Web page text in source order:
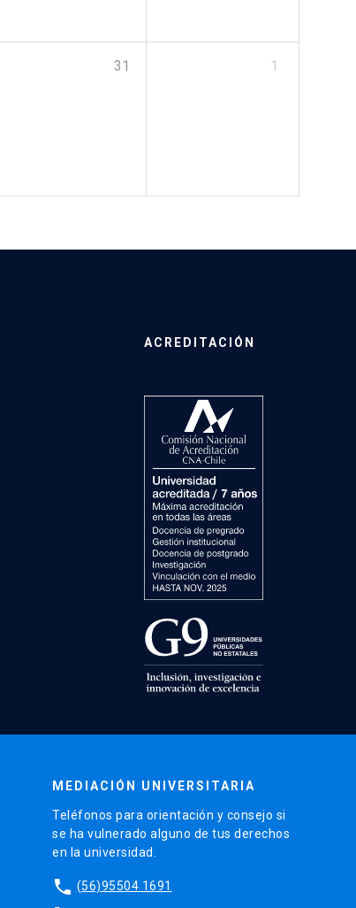
31 1
ACREDITACIÓN
MEDIACIÓN UNIVERSITARIA
Teléfonos para orientación y consejo si
se ha vulnerado alguno de tus derechos
en la universidad.
phone (56)95504 1691